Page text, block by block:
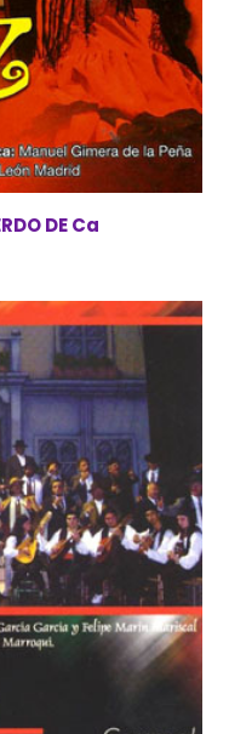
DE Ca